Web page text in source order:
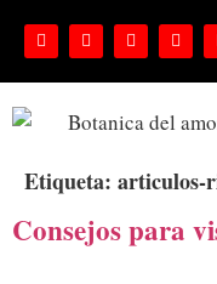
Etiqueta: articulos-
Consejos para